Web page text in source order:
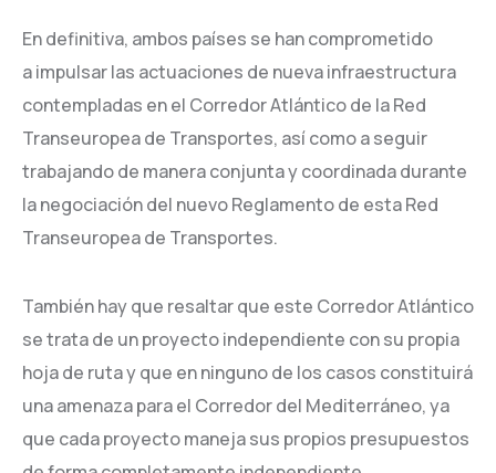
En definitiva, ambos países se han comprometido
a impulsar las actuaciones de nueva infraestructura
contempladas en el Corredor Atlántico de la Red
Transeuropea de Transportes, así como a seguir
trabajando de manera conjunta y coordinada durante
la negociación del nuevo Reglamento de esta Red
Transeuropea de Transportes.
También hay que resaltar que este Corredor Atlántico
se trata de un proyecto independiente con su propia
hoja de ruta y que en ninguno de los casos constituirá
una amenaza para el Corredor del Mediterráneo, ya
que cada proyecto maneja sus propios presupuestos